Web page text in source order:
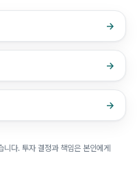
→
→
→
다. 투자 결정과 책임은 본인에게